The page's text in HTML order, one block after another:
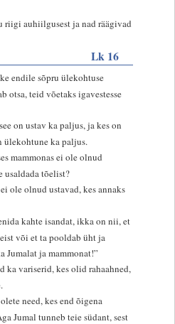
riigi auhiilgusest ja nad räägivad
Lk 16
endile sõpru ülekohtuse
otsa, teid võetaks igavestesse
on ustav ka paljus, ja kes on
ülekohtune ka paljus.
mammonas ei ole olnud
usaldada tõelist?
ole olnud ustavad, kes annaks
kahte isandat, ikka on nii, et
või et ta pooldab üht ja
Jumalat ja mammonat!”
ka variserid, kes olid rahaahned,
need, kes end õigena
Jumal tunneb teie südant, sest